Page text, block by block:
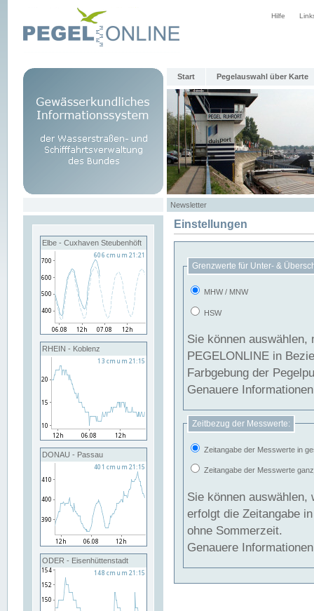
Hilfe
Start Pegelauswahl über Karte
Newsletter
Elbe - Cuxhaven Steubenhöft
RHEIN - Koblenz
DONAU - Passau
ODER - Eisenhüttenstadt
Einstellungen
Grenzwerte für Unter- &
MHW / MNW
HSW
Sie können
PEGELONLINE in Beziehung
Farbgebung der
Genauere
Zeitbezug der Messwerte:
Zeitangabe der Messwerte in
Zeitangabe der Messwerte
Sie können auswählen,
erfolgt die Zeitangabe
ohne Sommerzeit.
Genauere